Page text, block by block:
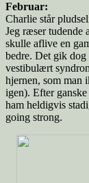
Februar:
Charlie står
Jeg ræser tudende
skulle aflive en
bedre. Det gik
vestibulært
hjernen, som man
igen). Efter
ham heldigvis
going strong.